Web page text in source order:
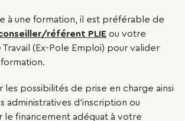
à une formation, il est préférable de
référent PLIE ou votre
(Ex-Pole Emploi) pour valider
les possibilités de prise en charge ainsi
administratives d'inscription ou
le financement adéquat à votre